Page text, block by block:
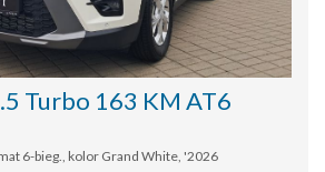
Turbo 163 KM AT6
6-bieg., kolor Grand White, '2026